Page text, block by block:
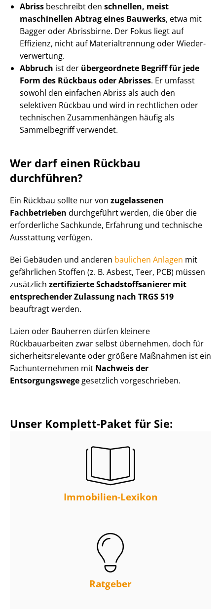
Abriss beschreibt den schnellen, meist
maschinellen Abtrag eines Bauwerks, etwa mit
Bagger oder Abrissbirne. Der Fokus liegt auf
Effizienz, nicht auf Ma­te­ri­al­tren­nung oder Wie­der­
ver­wer­tung.
Abbruch ist der übergeordnete Begriff für jede
Form des Rückbaus oder Abrisses. Er umfasst
sowohl den einfachen Abriss als auch den
selektiven Rückbau und wird in rechtlichen oder
technischen Zusammenhängen häufig als
Sammelbegriff verwendet.
Wer darf einen Rückbau
durchführen?
Ein Rückbau sollte nur von zugelassenen
Fachbetrieben durchgeführt werden, die über die
erforderliche Sachkunde, Erfahrung und technische
Ausstattung verfügen.
Bei Gebäuden und anderen baulichen Anlagen mit
gefährlichen Stoffen (z. B. Asbest, Teer, PCB) müssen
zusätzlich zertifizierte Schad­stoff­sa­nie­rer mit
entsprechender Zulassung nach TRGS 519
beauftragt werden.
Laien oder Bauherren dürfen kleinere
Rückbauarbeiten zwar selbst übernehmen, doch für
si­cher­heits­re­le­van­te oder größere Maßnahmen ist ein
Fachunternehmen mit Nachweis der
Entsorgungswege gesetzlich vorgeschrieben.
Unser Komplett-Paket für Sie:
Immobilien-Lexikon
Ratgeber